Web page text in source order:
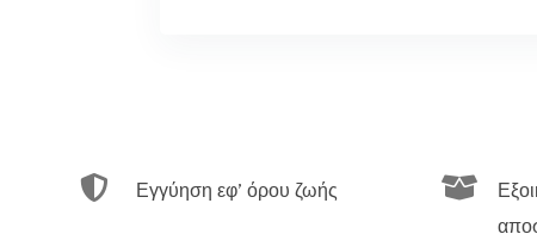
 Εγγύηση εφ’ όρου ζωής 